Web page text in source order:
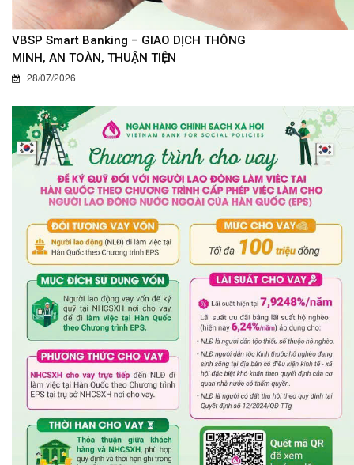
VBSP Smart Banking – GIAO DỊCH THÔNG
MINH, AN TOÀN, THUẬN TIỆN
28/07/2026